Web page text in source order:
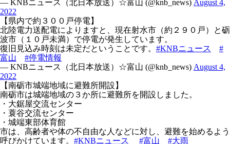
— KNBニュース（北日本放送）☆富山 (@knb_news) August 4,
2022
【県内で約３００戸停電】
北陸電力送配電によりますと、現在射水市（約２９０戸）と砺
波市（１０戸未満）で停電が発生しています。
復旧見込み時刻は未定だということです。 #KNBニュース
#
富山
#停電情報
— KNBニュース（北日本放送）☆富山 (@knb_news) August 4,
2022
【南砺市城端地域に避難所開設】
南砺市は城端地域の３か所に避難所を開設しました。
・大鋸屋交流センター
・蓑谷交流センター
・城端東部体育館
市は、高齢者や体の不自由な人などに対し、避難を始めるよう
呼びかけています。 #KNBニュース #富山
#大雨